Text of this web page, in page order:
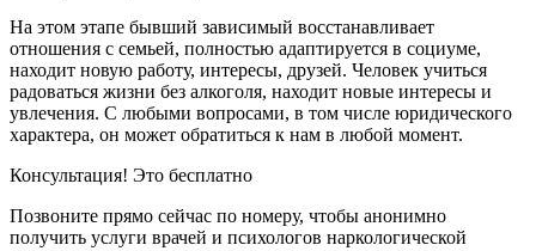
На этом этапе бывший зависимый восстанавливает
отношения с семьей, полностью адаптируется в социуме,
находит новую работу, интересы, друзей. Человек учиться
радоваться жизни без алкоголя, находит новые интересы и
увлечения. С любыми вопросами, в том числе юридического
характера, он может обратиться к нам в любой момент.
Консультация! Это бесплатно
Позвоните прямо сейчас по номеру, чтобы анонимно
получить услуги врачей и психологов наркологической